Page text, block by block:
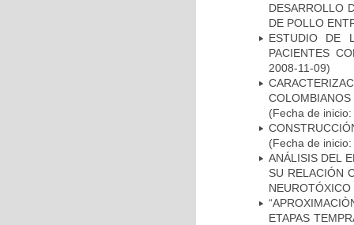
DESARROLLO
DE POLLO
ESTUDIO DE
PACIENTES
2008-11-09)
(Fecha de
(Fecha de
ANÁLISIS DEL
SU RELACIÓN
NEUROTÓXICO
ETAPAS